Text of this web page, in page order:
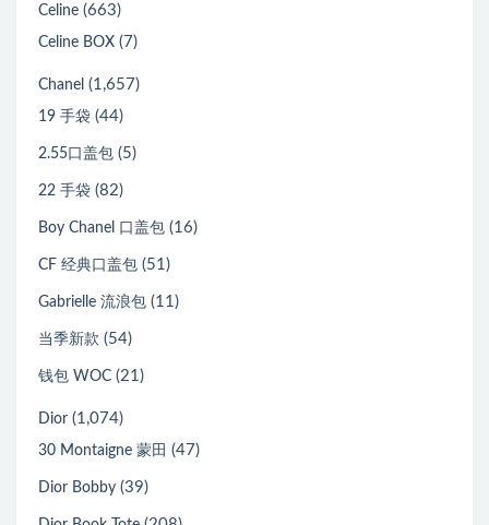
Celine (663)
Celine BOX (7)
Chanel (1,657)
19 手袋 (44)
2.55口盖包 (5)
22 手袋 (82)
Boy Chanel 口盖包 (16)
CF 经典口盖包 (51)
Gabrielle 流浪包 (11)
当季新款 (54)
钱包 WOC (21)
Dior (1,074)
30 Montaigne 蒙田 (47)
Dior Bobby (39)